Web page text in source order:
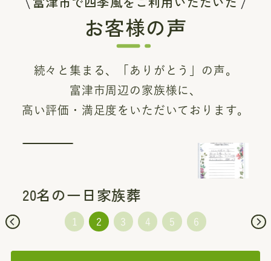
お客様の声
続々と集まる、「ありがとう」の声。
富津市周辺の家族様に、
高い評価・満足度をいただいております。
20名の一日家族葬